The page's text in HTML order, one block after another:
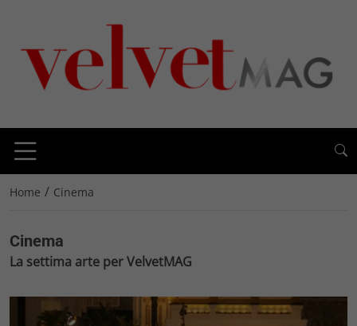
Home / Cinema
Cinema
La settima arte per VelvetMAG